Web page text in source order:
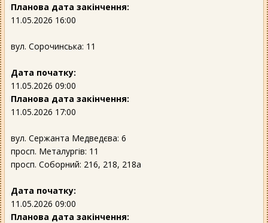
Планова дата закінчення:
11.05.2026 16:00
вул. Сорочинська: 11
Дата початку:
11.05.2026 09:00
Планова дата закінчення:
11.05.2026 17:00
вул. Сержанта Медведєва: 6
просп. Металургів: 11
просп. Соборний: 216, 218, 218а
Дата початку:
11.05.2026 09:00
Планова дата закінчення: